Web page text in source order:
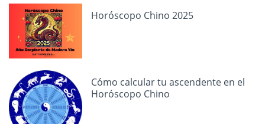
Horóscopo Chino 2025
Cómo calcular tu ascendente en el
Horóscopo Chino